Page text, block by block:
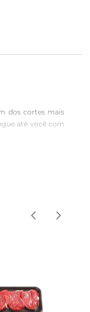
dos cortes mais
até você com
temperatura de
na geladeira,